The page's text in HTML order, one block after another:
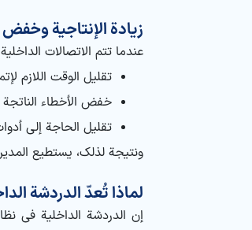
زيادة الإنتاجية
عندما تتم الاتصالات
تقليل الوقت اللازم
خفض الأخطاء
تقليل الحاجة إلى
ونتيجة لذلك، يستطيع
لماذا تُعدّ الدردشة